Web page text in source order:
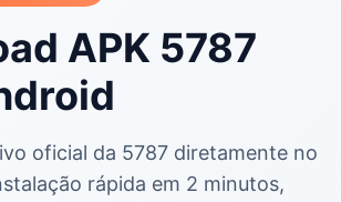
APK 5787
oficial da 5787 diretamente no
rápida em 2 minutos,